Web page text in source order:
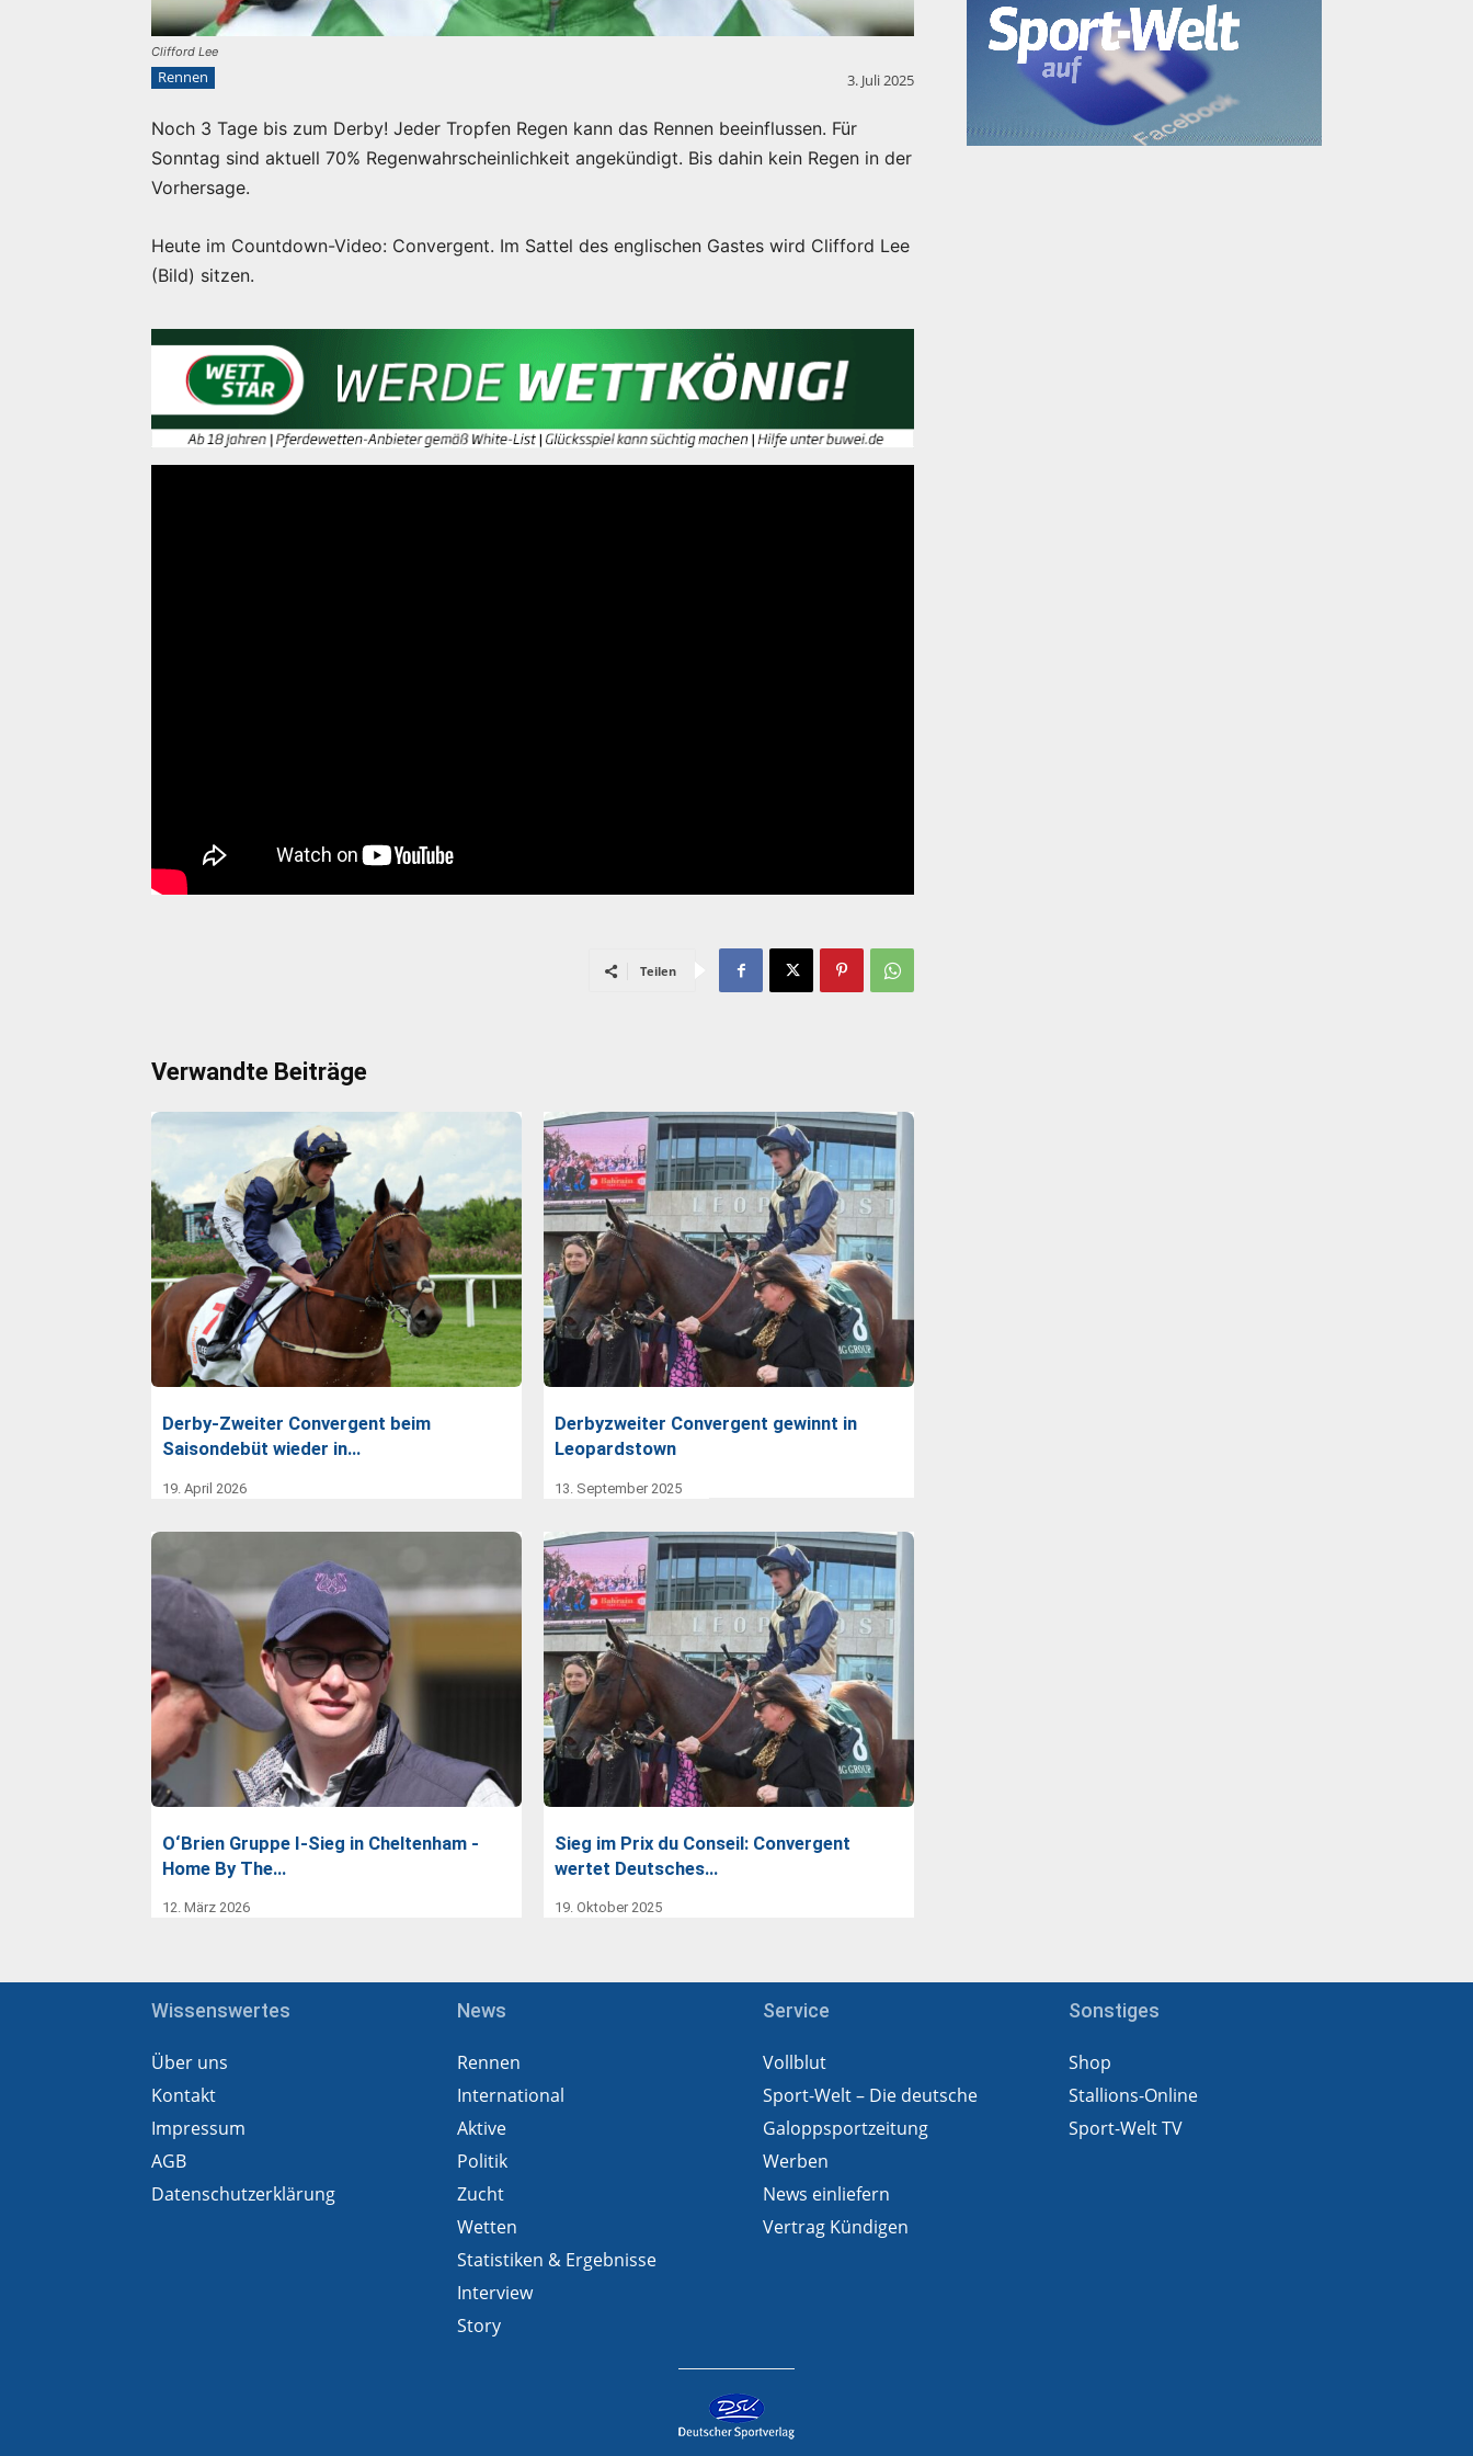
Clifford Lee
Rennen 3. Juli 2025
Noch 3 Tage bis zum Derby! Jeder Tropfen Regen kann das Rennen beeinflussen. Für
Sonntag sind aktuell 70% Regenwahrscheinlichkeit angekündigt. Bis dahin kein Regen in der
Vorhersage.
Heute im Countdown-Video: Convergent. Im Sattel des englischen Gastes wird Clifford Lee
(Bild) sitzen.
Teilen
Verwandte Beiträge
Derby-Zweiter Convergent beim
Saisondebüt wieder in…
19. April 2026
Derbyzweiter Convergent gewinnt in
Leopardstown
13. September 2025
O‘Brien Gruppe I-Sieg in Cheltenham -
Home By The…
12. März 2026
Sieg im Prix du Conseil: Convergent
wertet Deutsches…
19. Oktober 2025
Wissenswertes
Über uns
Kontakt
Impressum
AGB
Datenschutzerklärung
News
Rennen
International
Aktive
Politik
Zucht
Wetten
Statistiken & Ergebnisse
Interview
Story
Service
Vollblut
Sport-Welt – Die deutsche
Galoppsportzeitung
Werben
News einliefern
Vertrag Kündigen
Sonstiges
Shop
Stallions-Online
Sport-Welt TV